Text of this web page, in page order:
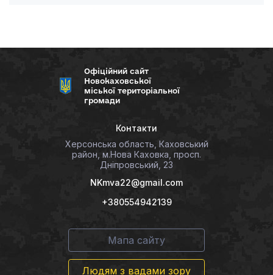
Офіційний сайт
Новокаховської
міської територіальної
громади
Контакти
Херсонська область, Каховський
район, м.Нова Каховка, просп.
Дніпровський, 23
NKmva22@gmail.com
+380554942139
Мапа сайту
Людям з вадами зору